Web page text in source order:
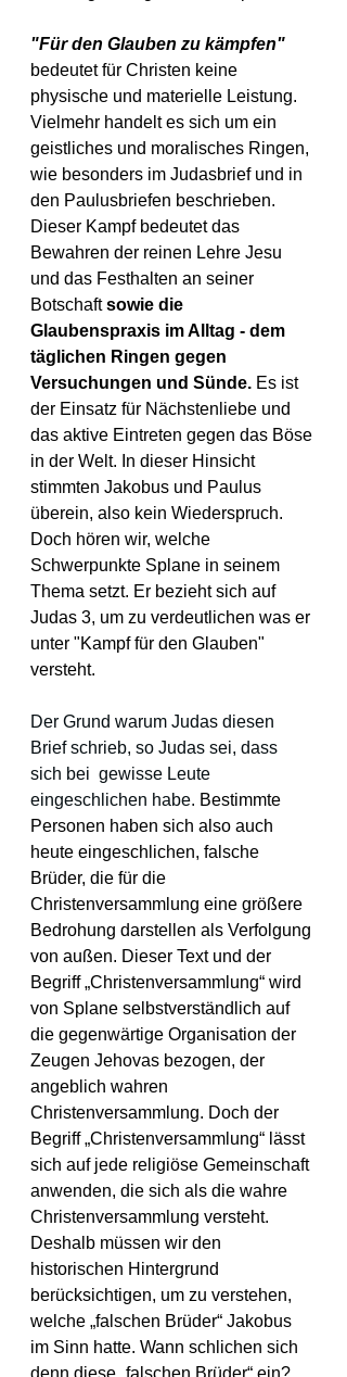
"Für den Glauben zu kämpfen"
bedeutet für Christen keine
physische und materielle Leistung.
Vielmehr handelt es sich um ein
geistliches und moralisches Ringen,
wie besonders im Judasbrief und in
den Paulusbriefen beschrieben.
Dieser Kampf bedeutet das
Bewahren der reinen Lehre Jesu
und das Festhalten an seiner
Botschaft sowie die
Glaubenspraxis im Alltag - dem
täglichen Ringen gegen
Versuchungen und Sünde. Es ist
der Einsatz für Nächstenliebe und
das aktive Eintreten gegen das Böse
in der Welt. In dieser Hinsicht
stimmten Jakobus und Paulus
überein, also kein Wiederspruch.
Doch hören wir, welche
Schwerpunkte Splane in seinem
Thema setzt. Er bezieht sich auf
Judas 3, um zu verdeutlichen was er
unter "Kampf für den Glauben"
versteht.
Der Grund warum Judas diesen
Brief schrieb, so Judas sei, dass
sich bei  gewisse Leute
eingeschlichen habe. Bestimmte
Personen haben sich also auch
heute eingeschlichen, falsche
Brüder, die für die
Christenversammlung eine größere
Bedrohung darstellen als Verfolgung
von außen. Dieser Text und der
Begriff „Christenversammlung“ wird
von Splane selbstverständlich auf
die gegenwärtige Organisation der
Zeugen Jehovas bezogen, der
angeblich wahren
Christenversammlung. Doch der
Begriff „Christenversammlung“ lässt
sich auf jede religiöse Gemeinschaft
anwenden, die sich als die wahre
Christenversammlung versteht.
Deshalb müssen wir den
historischen Hintergrund
berücksichtigen, um zu verstehen,
welche „falschen Brüder“ Jakobus
im Sinn hatte. Wann schlichen sich
denn diese „falschen Brüder“ ein?